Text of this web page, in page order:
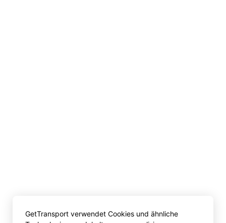
GetTransport verwendet Cookies und ähnliche